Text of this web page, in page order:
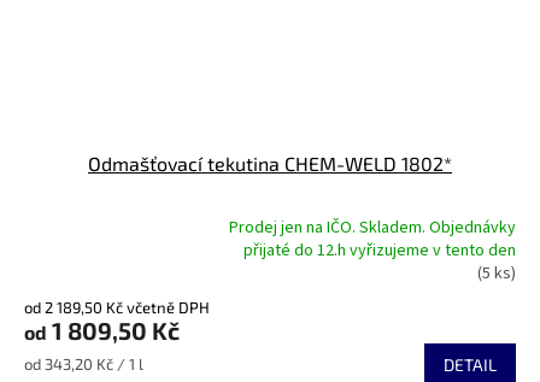
Odmašťovací tekutina CHEM-WELD 1802*
produktu
je
5,0
z
Prodej jen na IČO. Skladem. Objednávky
přijaté do 12.h vyřizujeme v tento den
(5 ks)
od 2 189,50 Kč včetně DPH
od 1 809,50 Kč
Měrná
od 343,20 Kč / 1 l DETAIL